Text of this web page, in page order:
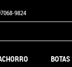
9824
BOTAS